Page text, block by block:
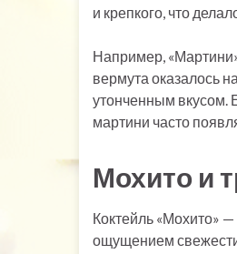
и крепкого, что
Например,
вермута оказалось
утонченным вкусом.
мартини часто
Мохито и
Коктейль «Мохито»
ощущением